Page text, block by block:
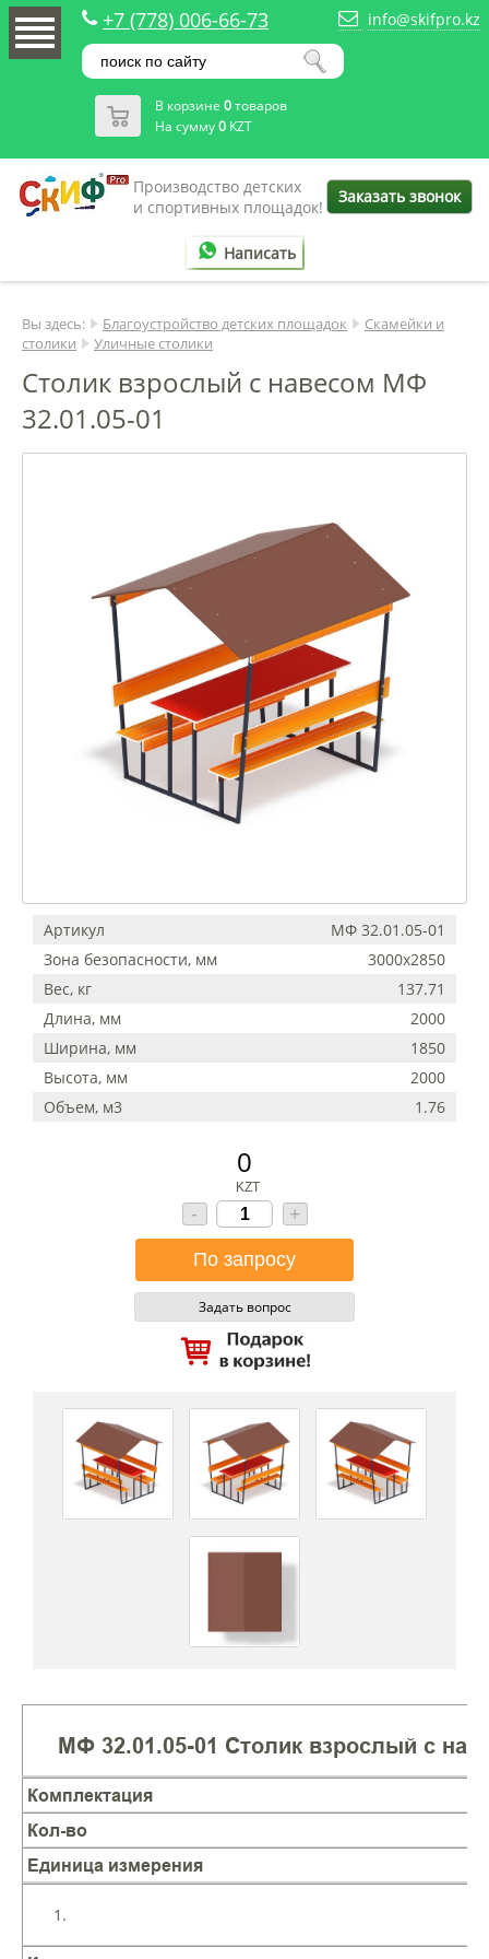
+7 (778) 006-66-73 info@skifpro.kz
В корзине 0товаров
На сумму0 KZT
Производство детских
и спортивных площадок!
Заказать звонок
Написать
Вы здесь: Благоустройство детских площадок
Скамейки и
столики
Уличные столики
Столик взрослый с навесом МФ
32.01.05-01
Артикул
МФ 32.01.05-01
Зона безопасности, мм
3000х2850
Вес, кг
137.71
Длина, мм
2000
Ширина, мм
1850
Высота, мм
2000
Объем, м3
1.76
0
KZT
- +
Задать вопрос
МФ 32.01.05-01 Столик взрослый с
Комплектация
Кол-во
Единица измерения